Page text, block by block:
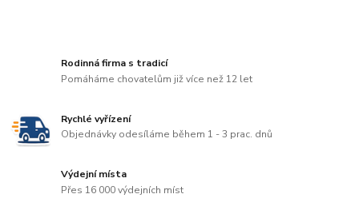
Rodinná firma s tradicí
Pomáháme chovatelům již více než 12 let
Rychlé vyřízení
Objednávky odesíláme během 1 - 3 prac. dnů
Výdejní místa
Přes 16 000 výdejních míst